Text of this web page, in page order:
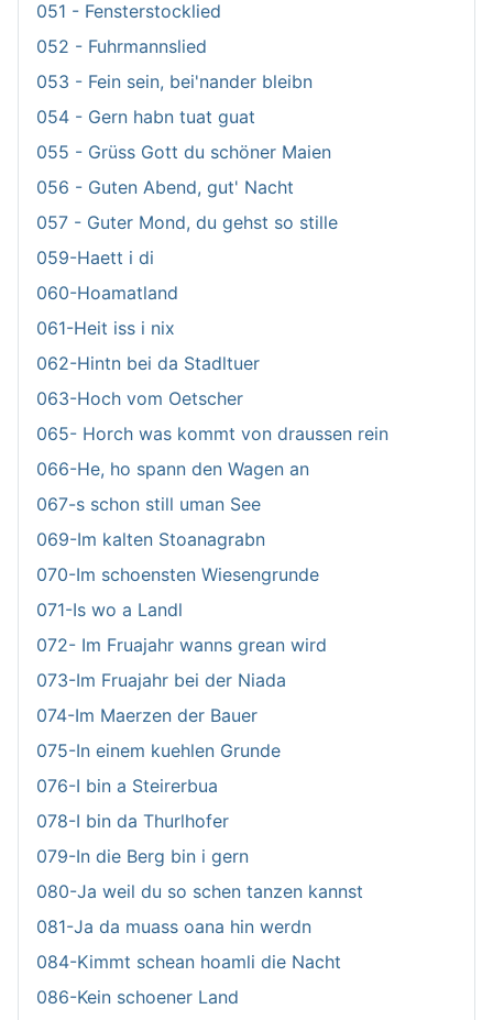
051 - Fensterstocklied
052 - Fuhrmannslied
053 - Fein sein, bei'nander bleibn
054 - Gern habn tuat guat
055 - Grüss Gott du schöner Maien
056 - Guten Abend, gut' Nacht
057 - Guter Mond, du gehst so stille
059-Haett i di
060-Hoamatland
061-Heit iss i nix
062-Hintn bei da Stadltuer
063-Hoch vom Oetscher
065- Horch was kommt von draussen rein
066-He, ho spann den Wagen an
067-s schon still uman See
069-Im kalten Stoanagrabn
070-Im schoensten Wiesengrunde
071-Is wo a Landl
072- Im Fruajahr wanns grean wird
073-Im Fruajahr bei der Niada
074-Im Maerzen der Bauer
075-In einem kuehlen Grunde
076-I bin a Steirerbua
078-I bin da Thurlhofer
079-In die Berg bin i gern
080-Ja weil du so schen tanzen kannst
081-Ja da muass oana hin werdn
084-Kimmt schean hoamli die Nacht
086-Kein schoener Land